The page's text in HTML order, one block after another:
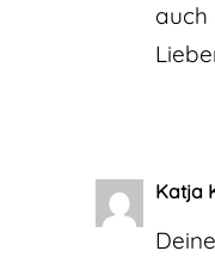
auch
Katja